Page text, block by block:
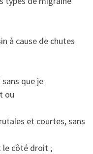
à cause de chutes
que je
ou
et courtes, sans
le côté droit ;